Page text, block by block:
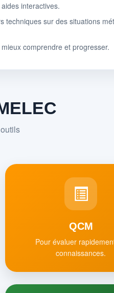
interactives.
techniques sur des situations
comprendre et progresser.
QCM
Pour évaluer
connaissances.